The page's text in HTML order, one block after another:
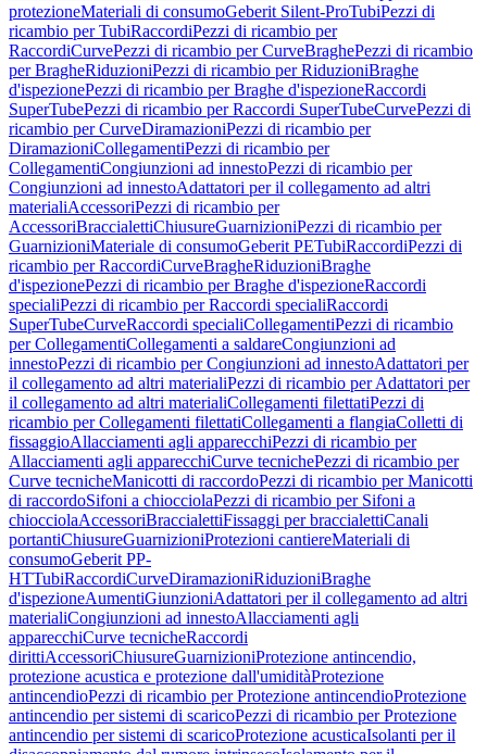
protezioneMateriali di consumoGeberit Silent-ProTubiPezzi di
ricambio per TubiRaccordiPezzi di ricambio per
RaccordiCurvePezzi di ricambio per CurveBraghePezzi di ricambio
per BragheRiduzioniPezzi di ricambio per RiduzioniBraghe
d'ispezionePezzi di ricambio per Braghe d'ispezioneRaccordi
SuperTubePezzi di ricambio per Raccordi SuperTubeCurvePezzi di
ricambio per CurveDiramazioniPezzi di ricambio per
DiramazioniCollegamentiPezzi di ricambio per
CollegamentiCongiunzioni ad innestoPezzi di ricambio per
Congiunzioni ad innestoAdattatori per il collegamento ad altri
materialiAccessoriPezzi di ricambio per
AccessoriBraccialettiChiusureGuarnizioniPezzi di ricambio per
GuarnizioniMateriale di consumoGeberit PETubiRaccordiPezzi di
ricambio per RaccordiCurveBragheRiduzioniBraghe
d'ispezionePezzi di ricambio per Braghe d'ispezioneRaccordi
specialiPezzi di ricambio per Raccordi specialiRaccordi
SuperTubeCurveRaccordi specialiCollegamentiPezzi di ricambio
per CollegamentiCollegamenti a saldareCongiunzioni ad
innestoPezzi di ricambio per Congiunzioni ad innestoAdattatori per
il collegamento ad altri materialiPezzi di ricambio per Adattatori per
il collegamento ad altri materialiCollegamenti filettatiPezzi di
ricambio per Collegamenti filettatiCollegamenti a flangiaColletti di
fissaggioAllacciamenti agli apparecchiPezzi di ricambio per
Allacciamenti agli apparecchiCurve tecnichePezzi di ricambio per
Curve tecnicheManicotti di raccordoPezzi di ricambio per Manicotti
di raccordoSifoni a chiocciolaPezzi di ricambio per Sifoni a
chiocciolaAccessoriBraccialettiFissaggi per braccialettiCanali
portantiChiusureGuarnizioniProtezioni cantiereMateriali di
consumoGeberit PP-
HTTubiRaccordiCurveDiramazioniRiduzioniBraghe
d'ispezioneAumentiGiunzioniAdattatori per il collegamento ad altri
materialiCongiunzioni ad innestoAllacciamenti agli
apparecchiCurve tecnicheRaccordi
dirittiAccessoriChiusureGuarnizioniProtezione antincendio,
protezione acustica e protezione dall'umiditàProtezione
antincendioPezzi di ricambio per Protezione antincendioProtezione
antincendio per sistemi di scaricoPezzi di ricambio per Protezione
antincendio per sistemi di scaricoProtezione acusticaIsolanti per il